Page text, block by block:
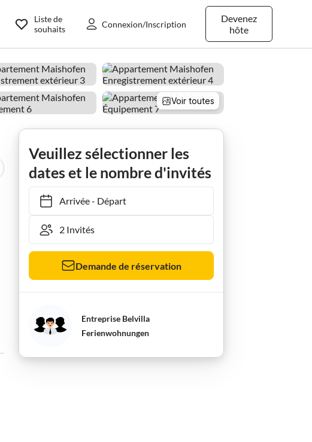
Devenez
hôte
Liste de
souhaits
Connexion/Inscription
Voir toutes
Veuillez sélectionner les
dates et le nombre d'invités
Arrivée- Départ
Demande de réservation
Entreprise Belvilla
Ferienwohnungen